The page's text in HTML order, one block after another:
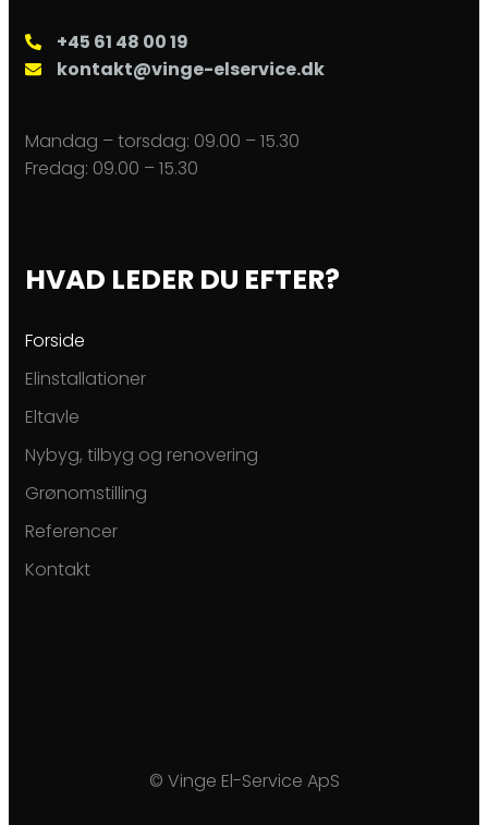
+45 61 48 00 19
kontakt@vinge-elservice.dk
Mandag – torsdag: ​09.00 – 15.30
Fredag: ​09.00 – 15.30
HVAD LEDER DU EFTER?
Forside
Elinstallationer
Eltavle
Nybyg, tilbyg og renovering
Grønomstilling
Referencer
Kontakt
© Vinge El-Service ApS